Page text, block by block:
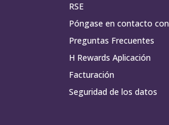
RSE
Póngase en contacto con
Preguntas Frecuentes
H Rewards Aplicación
Facturación
Seguridad de los datos